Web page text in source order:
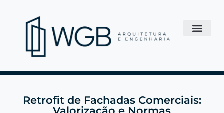
Retrofit de Fachadas Comerciais:
Valorização e Normas